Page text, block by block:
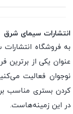
انتشارات سیمای شرق
به فروشگاه
عنوان یکی از برترین
نوجوان فعالیت
کردن بستری مناسب
در این زمینه‌هاست.